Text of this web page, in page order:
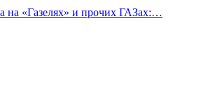
на «Газелях» и прочих ГАЗах:…